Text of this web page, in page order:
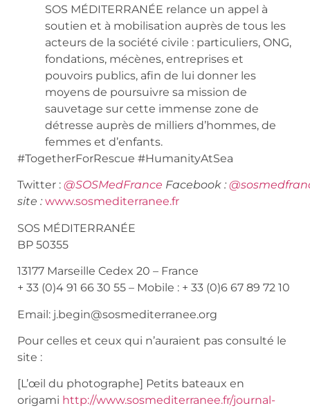
SOS MÉDITERRANÉE relance un appel à
soutien et à mobilisation auprès de tous les
acteurs de la société civile : particuliers, ONG,
fondations, mécènes, entreprises et
pouvoirs publics, afin de lui donner les
moyens de poursuivre sa mission de
sauvetage sur cette immense zone de
détresse auprès de milliers d’hommes, de
femmes et d’enfants.
#TogetherForRescue #HumanityAtSea
Twitter : @SOSMedFrance Facebook :
site : www.sosmediterranee.fr
SOS MÉDITERRANÉE
BP 50355
13177 Marseille Cedex 20 – France
+ 33 (0)4 91 66 30 55 – Mobile : + 33 (0)6 67 89 72 10
Email: j.begin@sosmediterranee.org
Pour celles et ceux qui n’auraient pas consulté le
site :
[L’œil du photographe] Petits bateaux en
origami http://www.sosmediterranee.fr/journal-